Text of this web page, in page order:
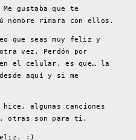
gustaba que te
nombre rimara con ellos.
que seas muy feliz y
vez. Perdón por
el celular, es que… la
aquí y si me
hice, algunas canciones
otras son para ti.
:)